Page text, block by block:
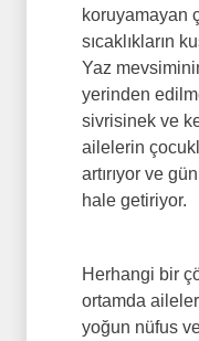
koruyamayan
sıcaklıkların
Yaz
yerinden
sivrisinek ve
ailelerin
artırıyor ve
hale getiriyor.
Herhangi bir
ortamda
yoğun nüfus